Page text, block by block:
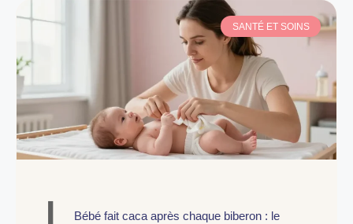
SANTÉ ET SOINS
Bébé fait caca après chaque biberon : le